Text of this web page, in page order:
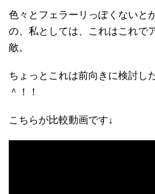
色々とフェラーリっぽくないと
の、私としては、これはこれで
敵。
ちょっとこれは前向きに検討し
＾！！
こちらが比較動画です↓